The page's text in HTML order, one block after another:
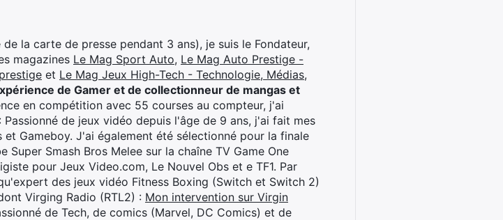
la carte de presse pendant 3 ans), je suis le Fondateur,
magazines Le Mag Sport Auto, Le Mag Auto Prestige -
et Le Mag Jeux High-Tech - Technologie, Médias,
de Gamer et de collectionneur de mangas et
en compétition avec 55 courses au compteur, j'ai
de jeux vidéo depuis l'âge de 9 ans, j'ai fait mes
et Gameboy. J'ai également été sélectionné pour la finale
Super Smash Bros Melee sur la chaîne TV Game One
pour Jeux Video.com, Le Nouvel Obs et e TF1. Par
des jeux vidéo Fitness Boxing (Switch et Switch 2)
Virging Radio (RTL2) : Mon intervention sur Virgin
de Tech, de comics (Marvel, DC Comics) et de